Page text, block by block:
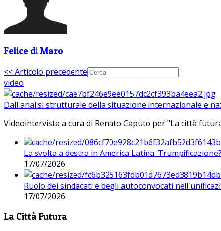
Felice di Maro
<< Articolo precedente
video
Dall'analisi strutturale della situazione internazionale e
Videointervista a cura di Renato Caputo per "La città
La svolta a destra in America Latina. Trumpificazione?
17/07/2026
Ruolo dei sindacati e degli autoconvocati
17/07/2026
La Città Futura